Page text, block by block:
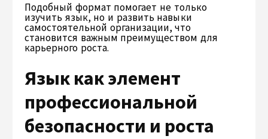
Подобный формат помогает не только
изучить язык, но и развить навыки
самостоятельной организации, что
становится важным преимуществом для
карьерного роста.
Язык как элемент
профессиональной
безопасности и роста